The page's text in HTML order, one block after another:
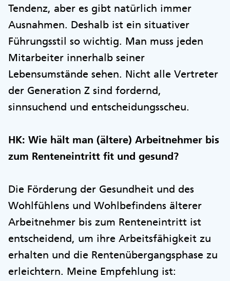
Tendenz, aber es gibt natürlich immer
Ausnahmen. Deshalb ist ein situativer
Führungsstil so wichtig. Man muss jeden
Mitarbeiter innerhalb seiner
Lebensumstände sehen. Nicht alle Vertreter
der Generation Z sind fordernd,
sinnsuchend und entscheidungsscheu.
HK: Wie hält man (ältere) Arbeitnehmer bis
zum Renteneintritt fit und gesund?
Die Förderung der Gesundheit und des
Wohlfühlens und Wohlbefindens älterer
Arbeitnehmer bis zum Renteneintritt ist
entscheidend, um ihre Arbeitsfähigkeit zu
erhalten und die Rentenübergangsphase zu
erleichtern. Meine Empfehlung ist: